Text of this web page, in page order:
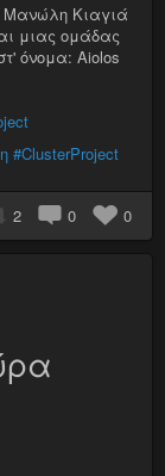
Μανώλη Κιαγιά
μιας ομάδας
όνομα: Aiolos
#ClusterProject
2 0 0